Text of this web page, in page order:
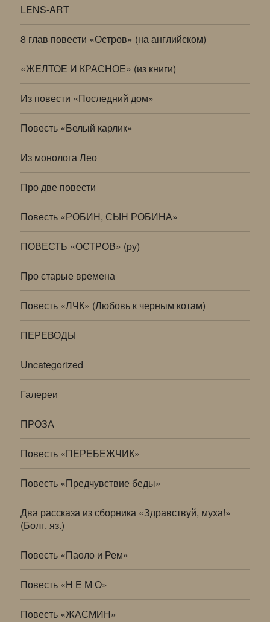
LENS-ART
8 глав повести «Остров» (на английском)
«ЖЕЛТОЕ И КРАСНОЕ» (из книги)
Из повести «Последний дом»
Повесть «Белый карлик»
Из монолога Лео
Про две повести
Повесть «РОБИН, СЫН РОБИНА»
ПОВЕСТЬ «ОСТРОВ» (ру)
Про старые времена
Повесть «ЛЧК» (Любовь к черным котам)
ПЕРЕВОДЫ
Uncategorized
Галереи
ПРОЗА
Повесть «ПЕРЕБЕЖЧИК»
Повесть «Предчувствие беды»
Два рассказа из сборника «Здравствуй, муха!»
(Болг. яз.)
Повесть «Паоло и Рем»
Повесть «Н Е М О»
Повесть «ЖАСМИН»